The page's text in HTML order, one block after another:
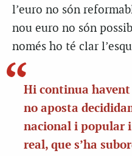
l’euro no són
nou euro no són
només ho té clar
Hi continua havent
no aposta
nacional i popular
real, que s’ha